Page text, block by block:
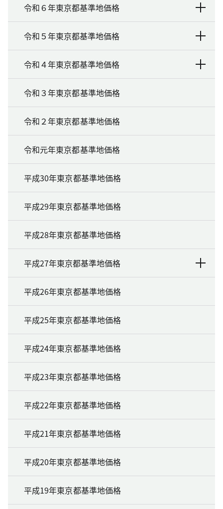
令和６年東京都基準地価格
令和５年東京都基準地価格
令和４年東京都基準地価格
令和３年東京都基準地価格
令和２年東京都基準地価格
令和元年東京都基準地価格
平成30年東京都基準地価格
平成29年東京都基準地価格
平成28年東京都基準地価格
平成27年東京都基準地価格
平成26年東京都基準地価格
平成25年東京都基準地価格
平成24年東京都基準地価格
平成23年東京都基準地価格
平成22年東京都基準地価格
平成21年東京都基準地価格
平成20年東京都基準地価格
平成19年東京都基準地価格